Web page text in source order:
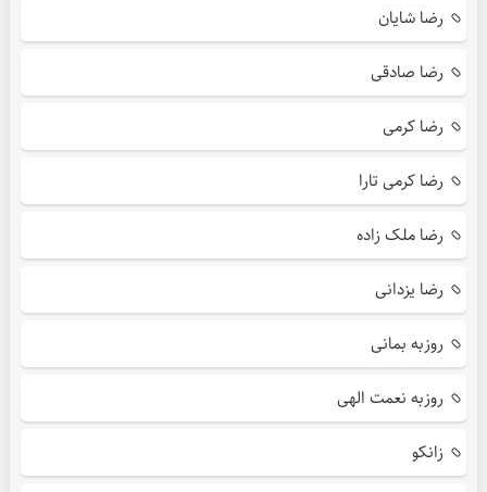
رضا شایان
رضا صادقی
رضا کرمی
رضا کرمی تارا
رضا ملک زاده
رضا یزدانی
روزبه بمانی
روزبه نعمت الهی
زانکو